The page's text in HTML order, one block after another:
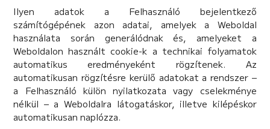
Ilyen adatok a Felhasználó bejelentkező
számítógépének azon adatai, amelyek a Weboldal
használata során generálódnak és, amelyeket a
Weboldalon használt cookie-k a technikai folyamatok
automatikus eredményeként rögzítenek. Az
automatikusan rögzítésre kerülő adatokat a rendszer –
a Felhasználó külön nyilatkozata vagy cselekménye
nélkül – a Weboldalra látogatáskor, illetve kilépéskor
automatikusan naplózza.